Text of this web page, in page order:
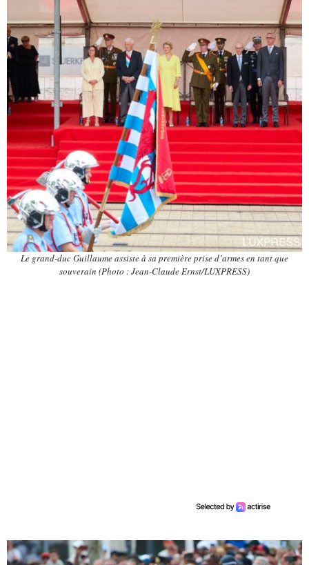
Le grand-duc Guillaume assiste à sa première prise d’armes en tant que
souverain (Photo : Jean-Claude Ernst/LUXPRESS)